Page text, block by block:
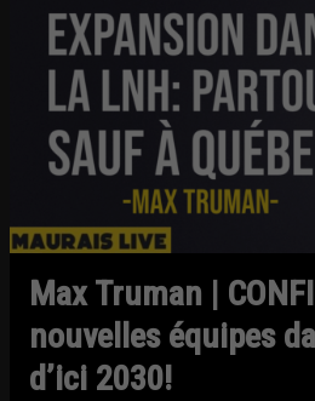
Max Truman |
nouvelles équipes
d’ici 2030!